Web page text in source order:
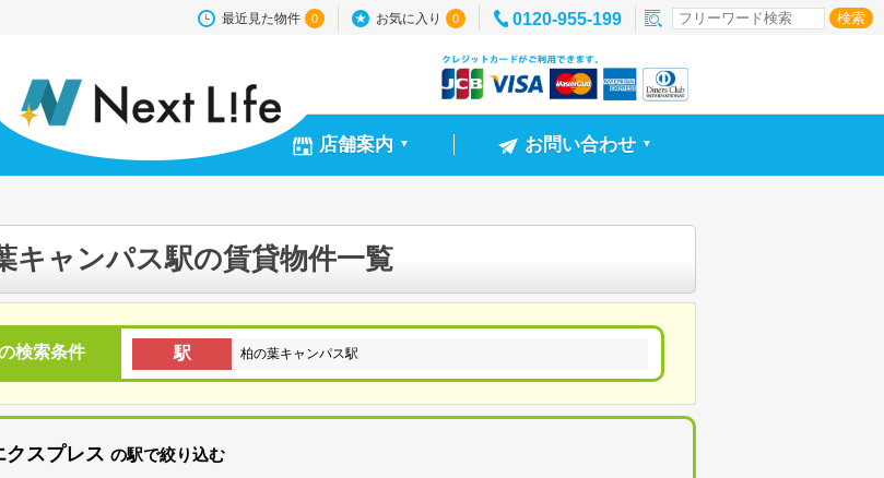
最近見た物件 0 お気に入り 0 0120-955-199
店舗案内 ▼ お問い合わせ ▼
キャンパス駅の賃貸物件一覧
検索条件 駅 柏の葉キャンパス駅
クスプレス の駅で絞り込む